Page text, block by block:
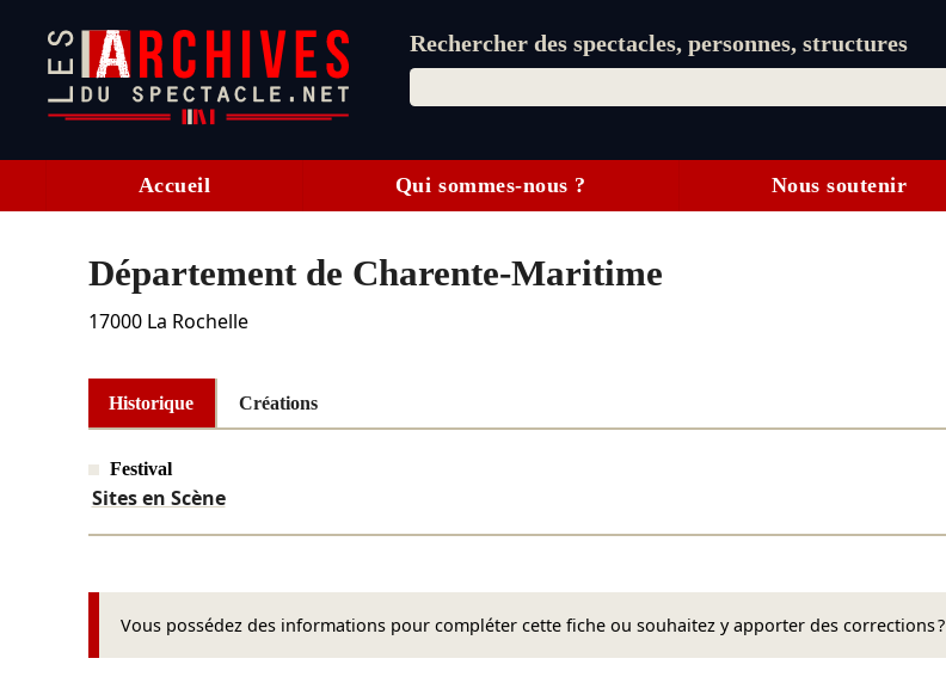
Rechercher des spectacles, personnes, structures
Accueil Qui sommes-nous ? Nous soutenir
Département de Charente-Maritime
17000 La Rochelle
Historique Créations
Festival
Sites en Scène
Vous possédez des informations pour compléter cette fiche ou souhaitez y apporter des corrections ?